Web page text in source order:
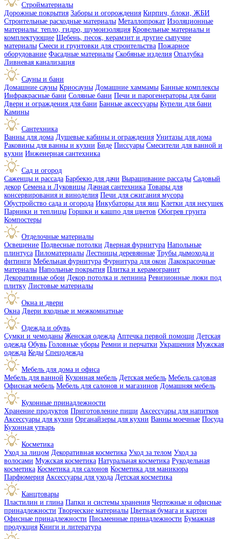
Стройматериалы
Дорожные покрытия Заборы и огорождения Кирпич, блоки, ЖБИ
Строительные расходные материалы Металлопрокат Изоляционные
материалы: тепло, гидро, шумоизоляция Кровельные материалы и
комплектующие Щебень, песок, керамзит и другие сыпучие
материалы Смеси и грунтовки для строительства Пожарное
оборудование Фасадные материалы Скобяные изделия Опалубка
Ливневая канализация
Сауны и бани
Домашние сауны Криосауны Домашние хаммамы Банные комплексы
Инфракрасные бани Соляные бани Печи и парогенераторы для бани
Двери и ограждения для бани Банные аксессуары Купели для бани
Камины
Сантехника
Ванны для дома Душевые кабины и ограждения Унитазы для дома
Раковины для ванны и кухни Биде Писсуары Смесители для ванной и
кухни Инженерная сантехника
Сад и огород
Саженцы и рассада Барбекю для дачи Выращивание рассады Садовый
декор Семена и Луковицы Дачная сантехника Товары для
консервирования и виноделия Печи для сжигания мусора
Обустройство сада и огорода Инкубаторы для яиц Клетки для несушек
Парники и теплицы Горшки и кашпо для цветов Обогрев грунта
Компостеры
Отделочные материалы
Освещение Подвесные потолки Дверная фурнитура Напольные
плинтуса Пиломатериалы Лестницы деревянные Трубы дымохода и
фитинги Мебельная фурнитура Фурнитура для окон Лакокрасочные
материалы Напольные покрытия Плитка и керамогранит
Декоративные обои Декор потолка и лепнина Ревизионные люки под
плитку Листовые материалы
Окна и двери
Окна Двери входные и межкомнатные
Одежда и обувь
Сумки и чемоданы Женская одежда Аптечка первой помощи Детская
одежда Обувь Головные уборы Ремни и перчатки Украшения Мужская
одежда Кеды Спецодежда
Мебель для дома и офиса
Мебель для ванной Кухонная мебель Детская мебель Мебель садовая
Офисная мебель Мебель для салонов и магазинов Домашняя мебель
Кухонные принадлежности
Хранение продуктов Приготовление пищи Аксессуары для напитков
Аксессуары для кухни Органайзеры для кухни Ванны моечные Посуда
Кухонная утварь
Косметика
Уход за лицом Декоративная косметика Уход за телом Уход за
волосами Мужская косметика Натуральная косметика Рукодельная
косметика Косметика для салонов Косметика для маникюра
Парфюмерия Аксессуары для ухода Детская косметика
Канцтовары
Пластилин и глина Папки и системы хранения Чертежные и офисные
принадлежности Творческие материалы Цветная бумага и картон
Офисные принадлежности Письменные принадлежности Бумажная
продукция Книги и литература